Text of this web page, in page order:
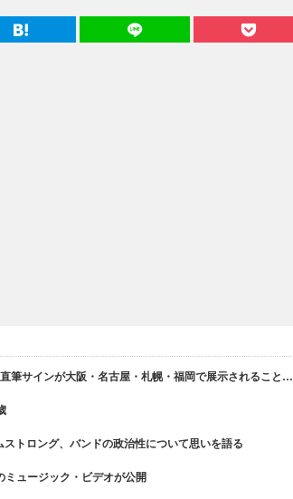
筆サインが大阪・名古屋・札幌・福岡で展示されること…
トロング、バンドの政治性について思いを語る
ュージック・ビデオが公開